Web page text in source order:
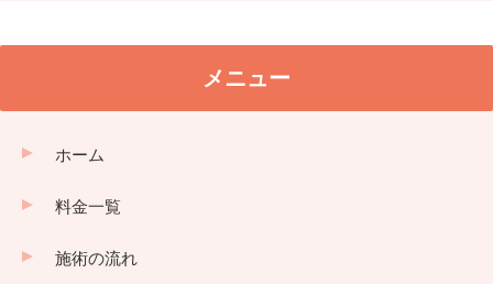
メニュー
ホーム
料金一覧
施術の流れ